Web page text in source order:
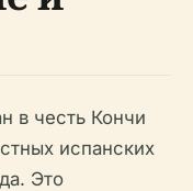
в честь Кончи
испанских
Это